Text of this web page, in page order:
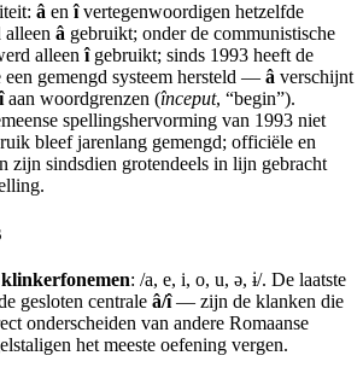
â enîvertegenwoordigen hetzelfde
â gebruikt; onder de communistische
alleenîgebruikt; sinds 1993 heeft de
een gemengd systeem hersteld — â verschijnt
îaan woordgrenzen (început, “begin”).
spellingshervorming van 1993 niet
bleef jarenlang gemengd; officiële en
zijn sindsdien grotendeels in lijn gebracht
klinkerfonemen: /a, e, i, o, u, ə, ɨ/. De laatste
gesloten centrale â/î— zijn de klanken die
onderscheiden van andere Romaanse
het meeste oefening vergen.